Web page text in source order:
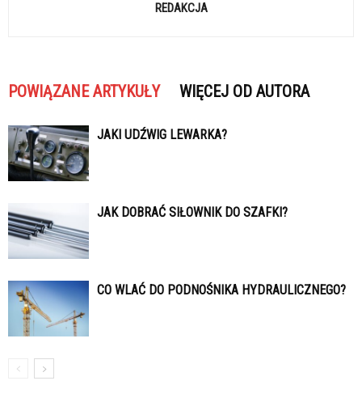
REDAKCJA
POWIĄZANE ARTYKUŁY WIĘCEJ OD AUTORA
JAKI UDŹWIG LEWARKA?
JAK DOBRAĆ SIŁOWNIK DO SZAFKI?
CO WLAĆ DO PODNOŚNIKA HYDRAULICZNEGO?